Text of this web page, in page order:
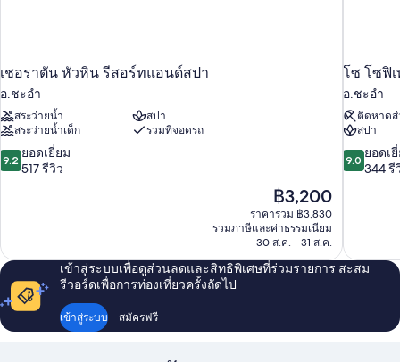
เชอราตัน หัวหิน รีสอร์ทแอนด์สปา
อ.ชะอำ
สระว่ายน้ำ
สปา
สระว่ายน้ำเด็ก
รวมที่จอดรถ
9.2
จาก
รีวิว
9.2 ยอดเยี่ยม
517 รีวิว
ราคา
ปัจจุบัน
คือ
฿3,200
฿3,200
ราคารวม ฿3,830
รวมภาษีและค่าธรรมเนียม
30 ส.ค. - 31 ส.ค.
โซ โซฟิ
อ.ชะอำ
ติดหาด
สปา
9.0
จาก
รีวิว
9.0 ยอดเ
344 รี
เข้าสู่ระบบเพื่อดูส่วนลดและสิทธิพิเศษที่ร่วมรายการ สะสม
รีวอร์ดเพื่อการท่องเที่ยวครั้งถัดไป
เข้าสู่ระบบ สมัครฟรี